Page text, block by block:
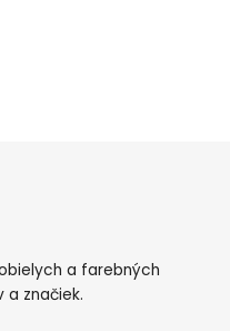
a farebných
značiek.